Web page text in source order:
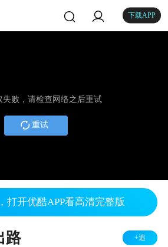
下载APP
失败，请检查网络之后重试
重试
打开优酷APP看高清完整版
路 +追